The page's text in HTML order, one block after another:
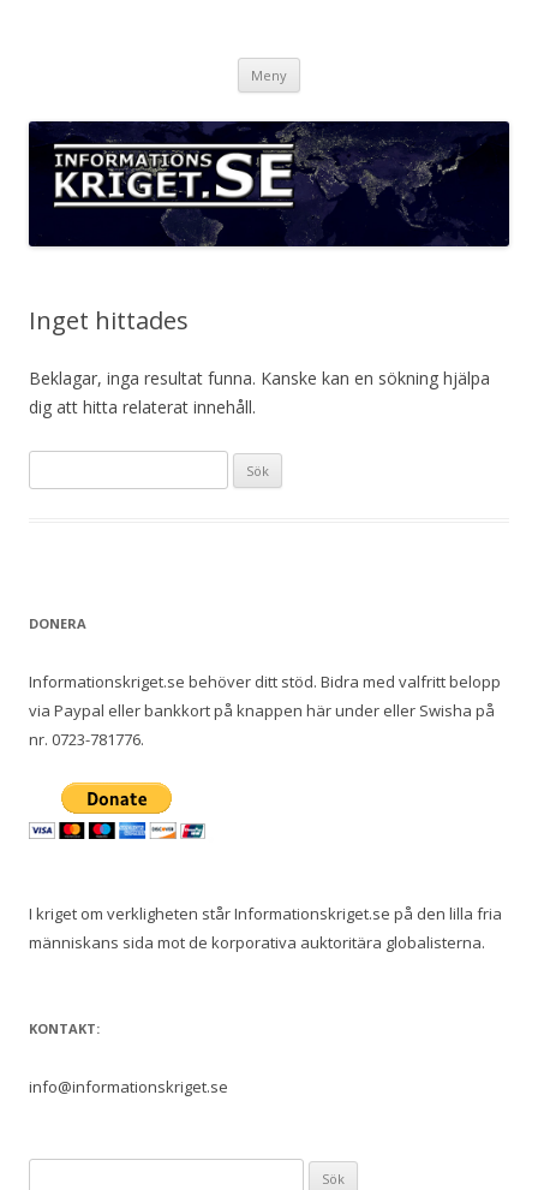
Meny
Inget hittades
Beklagar, inga resultat funna. Kanske kan en sökning hjälpa
dig att hitta relaterat innehåll.
ö
DONERA
Informationskriget.se behöver ditt stöd. Bidra med valfritt belopp
via Paypal eller bankkort på knappen här under eller Swisha på
nr. 0723-781776.
I kriget om verkligheten står Informationskriget.se på den lilla fria
människans sida mot de korporativa auktoritära globalisterna.
KONTAKT:
info@informationskriget.se